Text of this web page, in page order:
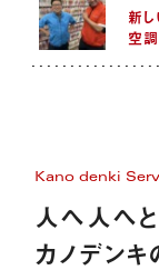
新
空
Kano denki
人へ人へと
カノデンキ